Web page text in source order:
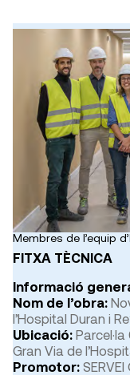
Membres de l’equip
FITXA TÈCNICA
Informació
Nom de l’obra:
l’Hospital Duran i
Ubicació:
Gran Via de
Promotor: SERVEI